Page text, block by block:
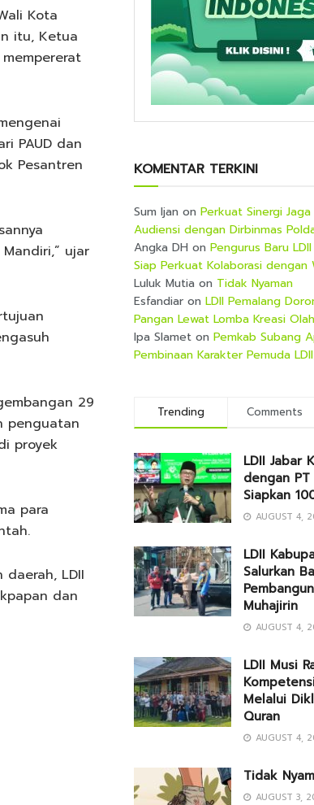
Kota
itu, Ketua
PAUD dan
Pesantren
ujar
29
penguatan
proyek
para
LDII
dan
KOMENTAR TERKINI
Sum Ijan on Perkuat Sinergi
Audiensi dengan Dirbinmas
Angka DH on Pengurus Baru
Siap Perkuat Kolaborasi dengan
Luluk Mutia on Tidak Nyaman
Esfandiar on LDII Pemalang
Pangan Lewat Lomba Kreasi
Ipa Slamet on Pemkab Subang
Pembinaan Karakter Pemuda LDII
Trending Comments
LDII Jabar
dengan
Siapkan
AUGUST 4,
LDII
Salurkan
Muhajirin
AUGUST 4,
LDII Musi
Melalui
Quran
AUGUST 4,
Tidak
AUGUST 3,